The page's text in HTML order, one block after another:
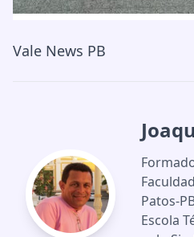
Vale News PB
Patos-
Escola